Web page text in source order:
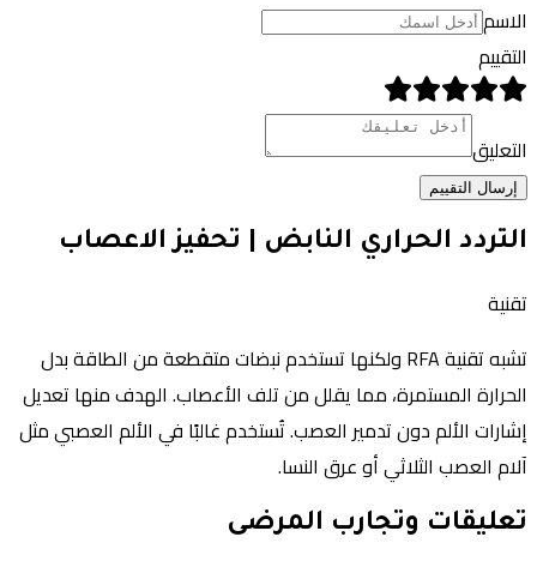
الاسم
التقييم
التعليق
إرسال التقييم
التردد الحراري النابض | تحفيز الاعصاب
تقنية
تشبه تقنية RFA ولكنها تستخدم نبضات متقطعة من الطاقة بدل
الحرارة المستمرة، مما يقلل من تلف الأعصاب. الهدف منها تعديل
إشارات الألم دون تدمير العصب. تُستخدم غالبًا في الألم العصبي مثل
آلام العصب الثلاثي أو عرق النسا.
تعليقات وتجارب المرضى